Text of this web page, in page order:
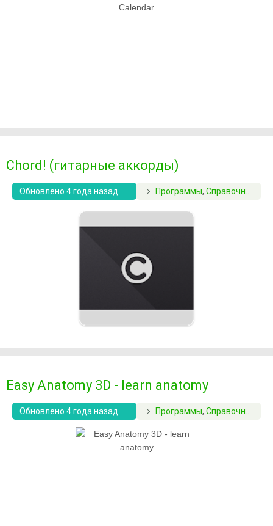
Chord! (гитарные аккорды)
Обновлено 4 года назад Программы, Справочники
Easy Anatomy 3D - learn anatomy
Обновлено 4 года назад Программы, Справочники